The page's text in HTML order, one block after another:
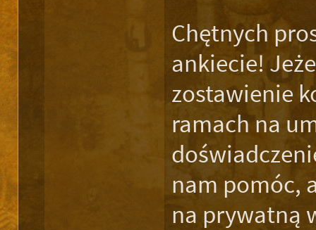
Chętnych
ankiecie!
zostawienie
ramach na
nam pomóc,
na prywatną